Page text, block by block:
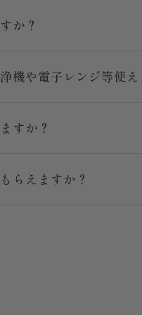
か？
機や電子レンジ等使
すか？
らえますか？